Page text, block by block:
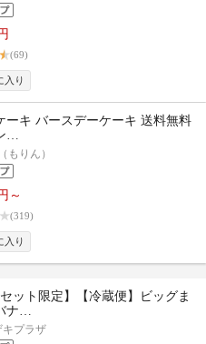
(69)
ーキ バースデーケーキ 送料無料
…
もりん）
～
(319)
セット限定】【冷蔵便】ビッグま
ナ…
キプラザ